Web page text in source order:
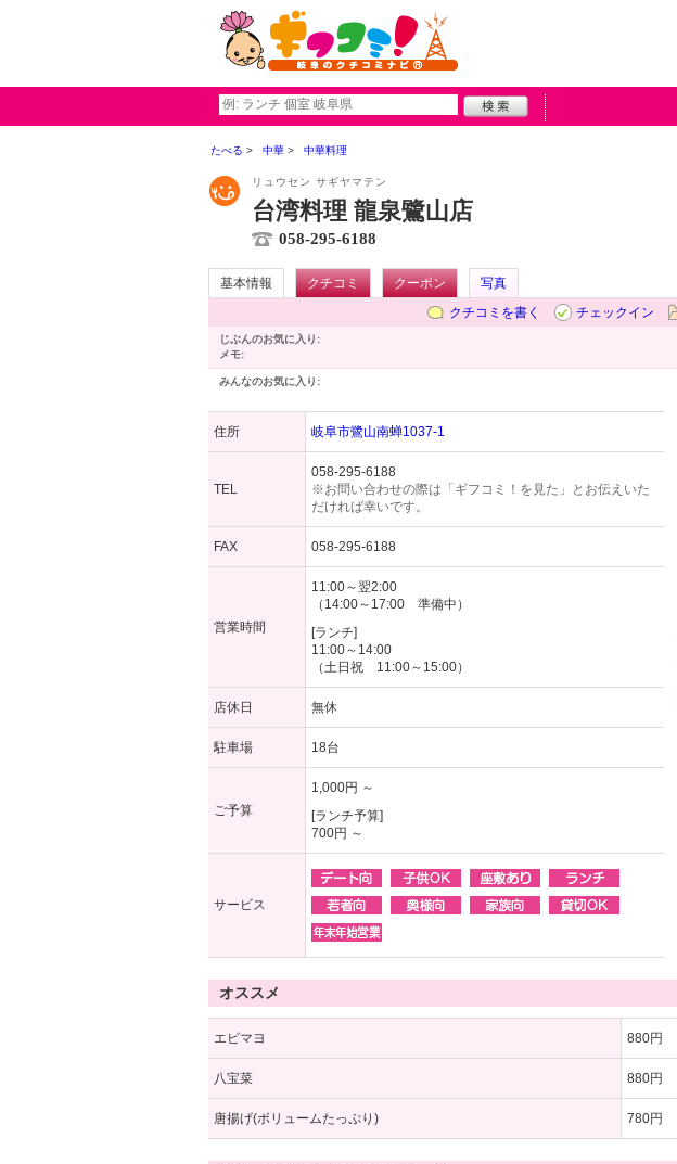
たべる 中華 中華料理
リュウセン サギヤマテン
台湾料理 龍泉鷺山店
058-295-6188
基本情報 クチコミ クーポン
写真
クチコミを書く
チェックイン
じぶんのお気に入り:
メモ:
みんなのお気に入り:
住所 岐阜市鷺山南蝉1037-1
TEL
058-295-6188
※お問い合わせの際は「ギフコミ！を見た」とお伝えいた
だければ幸いです。
FAX 058-295-6188
営業時間
11:00～翌2:00
（14:00～17:00 準備中）
[ランチ]
11:00～14:00
（土日祝 11:00～15:00）
店休日 無休
駐車場 18台
ご予算
1,000円 ～
[ランチ予算]
700円 ～
サービス
オススメ
エビマヨ 880円
八宝菜 880円
唐揚げ(ボリュームたっぷり) 780円